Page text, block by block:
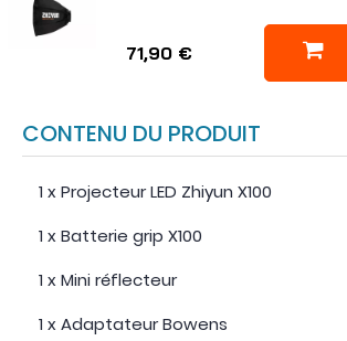
71,90 €
CONTENU DU PRODUIT
1 x Projecteur LED Zhiyun X100
1 x Batterie grip X100
1 x Mini réflecteur
1 x Adaptateur Bowens